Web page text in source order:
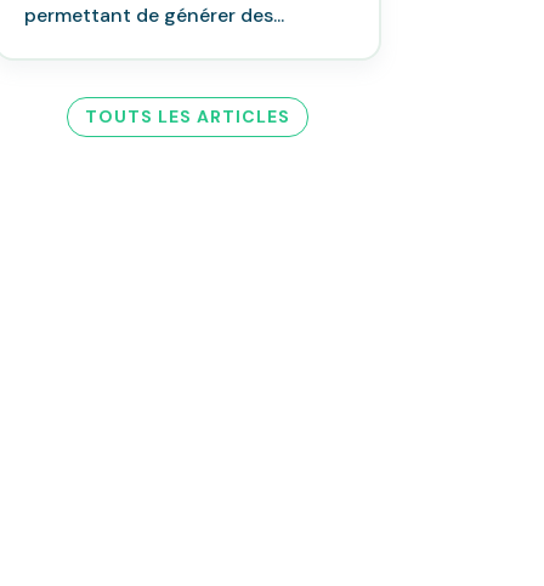
permettant de générer des...
TOUTS LES ARTICLES